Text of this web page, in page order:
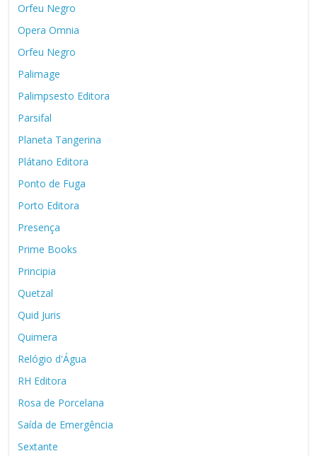
Orfeu Negro
Opera Omnia
Orfeu Negro
Palimage
Palimpsesto Editora
Parsifal
Planeta Tangerina
Plátano Editora
Ponto de Fuga
Porto Editora
Presença
Prime Books
Principia
Quetzal
Quid Juris
Quimera
Relógio d'Água
RH Editora
Rosa de Porcelana
Saída de Emergência
Sextante